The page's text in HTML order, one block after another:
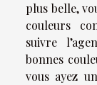
plus belle,
couleurs
suivre
bonnes
vous ayez